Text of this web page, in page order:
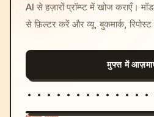
AI से हज़ारों प्रॉम्प्ट में खोज कराएँ।
से फ़िल्टर करें और व्यू, बुकमार्क,
मुफ्त में